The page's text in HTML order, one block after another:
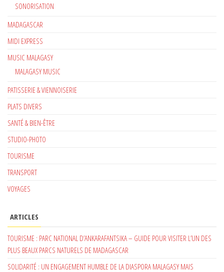
SONORISATION
MADAGASCAR
MIDI EXPRESS
MUSIC MALAGASY
MALAGASY MUSIC
PATISSERIE & VIENNOISERIE
PLATS DIVERS
SANTÉ & BIEN-ÊTRE
STUDIO-PHOTO
TOURISME
TRANSPORT
VOYAGES
ARTICLES
TOURISME : PARC NATIONAL D’ANKARAFANTSIKA – GUIDE POUR VISITER L’UN DES
PLUS BEAUX PARCS NATURELS DE MADAGASCAR
SOLIDARITÉ : UN ENGAGEMENT HUMBLE DE LA DIASPORA MALAGASY MAIS